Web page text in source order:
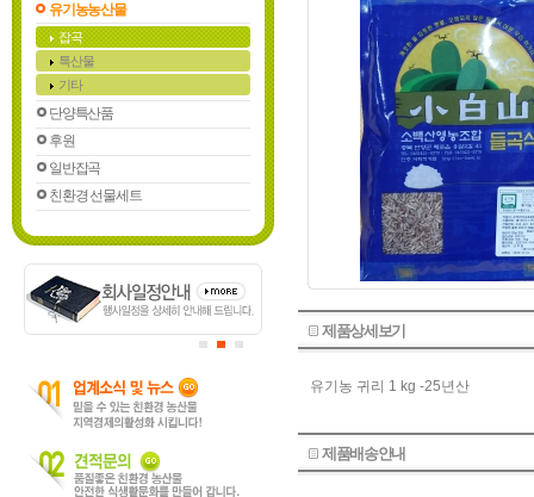
유기농농산물
잡곡
특산물
기타
단양특산품
후원
일반잡곡
친환경 선물세트
제품상세보기
유기농 귀리 1 kg -25년산
제품배송안내